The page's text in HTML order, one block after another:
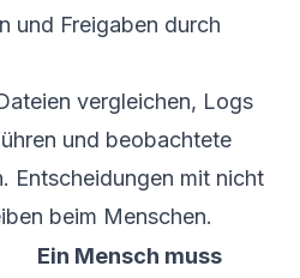
und Freigaben durch
vergleichen, Logs
und beobachtete
Entscheidungen mit nicht
beim Menschen.
Ein Mensch muss